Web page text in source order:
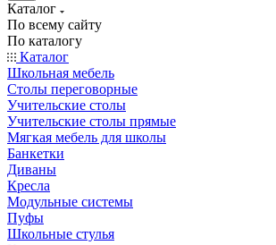
Каталог
По всему сайту
По каталогу
Каталог
Школьная мебель
Столы переговорные
Учительские столы
Учительские столы прямые
Мягкая мебель для школы
Банкетки
Диваны
Кресла
Модульные системы
Пуфы
Школьные стулья